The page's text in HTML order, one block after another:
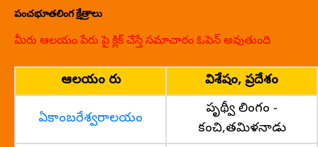
పంచభూతలింగ క్షేత్రాలు
మీరు ఆలయం పేరు పై క్లిక్ చేస్తే సమాచారం ఓపెన్ అవుతుంది
ఆలయం పేరు విశేషం, ప్రదేశం
ఏకాంబరేశ్వరాలయం
పృథ్వీ లింగం -
కంచి,తమిళనాడు